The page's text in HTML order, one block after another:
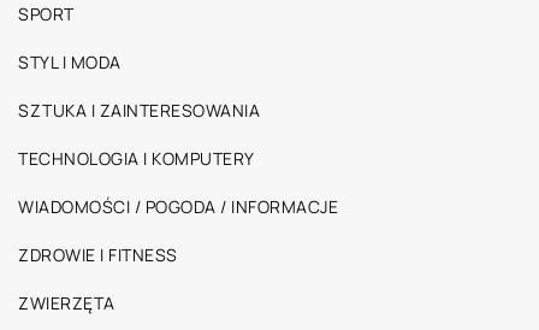
SPORT
STYL I MODA
SZTUKA I ZAINTERESOWANIA
TECHNOLOGIA I KOMPUTERY
WIADOMOŚCI / POGODA / INFORMACJE
ZDROWIE I FITNESS
ZWIERZĘTA